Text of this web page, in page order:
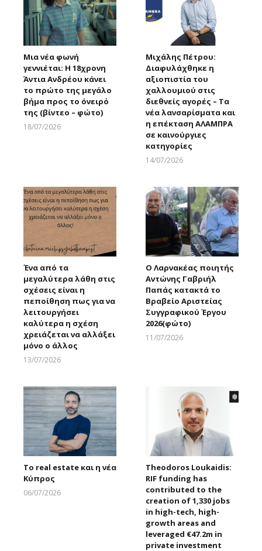
Μια νέα φωνή
γεννιέται: Η 18χρονη
Άντια Ανδρέου κάνει
το πρώτο της μεγάλο
βήμα προς το όνειρό
της (βίντεο – φώτο)
18/07/2026
Μιχάλης Πέτρου:
Διαφυλάχθηκε η
αξιοπιστία του
χαλλουμιού στις
διεθνείς αγορές – Τα
νέα λανσαρίσματα και
η επέκταση ΑΛΑΜΠΡΑ
σε καινούργιες
κατηγορίες
14/07/2026
Ένα από τα
μεγαλύτερα λάθη στις
σχέσεις είναι η
πεποίθηση πως για να
λειτουργήσει
καλύτερα η σχέση
χρειάζεται να αλλάξει
μόνο ο άλλος
13/07/2026
Ο Λαρνακέας ποιητής
Αντώνης Γαβριήλ
Παπάς κατακτά το
Βραβείο Αριστείας
Συγγραφικού Έργου
2026(φώτο)
11/07/2026
Το real estate και η νέα
Κύπρος
06/07/2026
Theodoros Loukaidis:
RIF funding has
contributed to the
creation of 1,330 jobs
in high-tech, high-
growth areas and
leveraged €47.2m in
private investment